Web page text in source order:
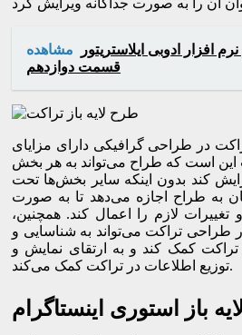
مشاهده
افزار ادوبی ایلاستریتور
قسمت دوازدهم
در طراحی گرافیکی دارای مزایای
است که طراح می‌تواند به هر بخش
کند بدون اینکه سایر بخش‌ها تحت
به طراح اجازه می‌دهد تا به صورت
لازم را اعمال کند. همچنین،
طراحی تراکت می‌تواند به شناسایی و
کمک کند و به ارتقای نمایش و
توزیع اطلاعات در تراکت کمک می‌کند.
باز استوری اینستاگرام